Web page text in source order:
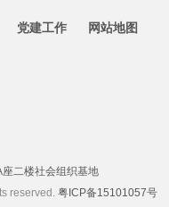
党建工作 网站地图
二楼社会组织基地
reserved. 粤ICP备15101057号